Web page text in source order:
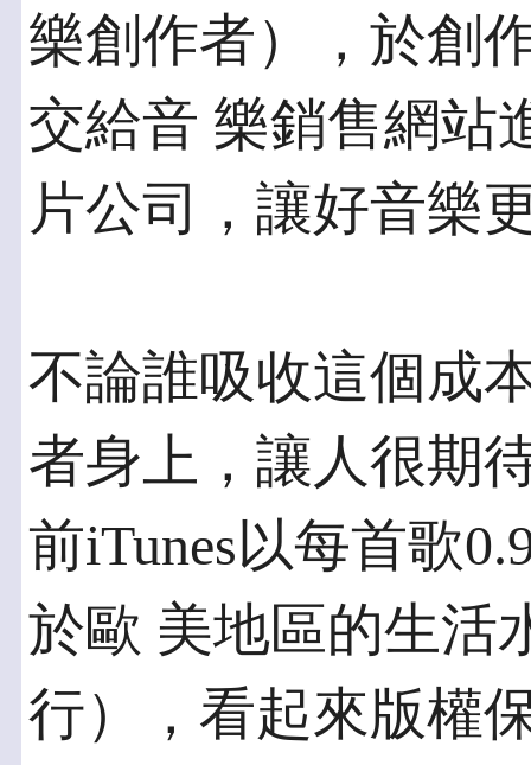
樂創作者），於創
交給音 樂銷售網站
片公司，讓好音樂
不論誰吸收這個成
者身上，讓人很期
前iTunes以每首歌
於歐 美地區的生活
行），看起來版權